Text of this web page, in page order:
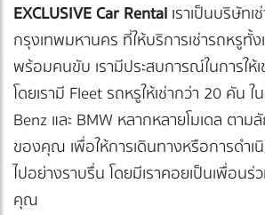
EXCLUSIVE Car Rental เราเป็นบริษัทเ
กรุงเทพมหานคร ที่ให้บริการเช่ารถหรูทั้ง
พร้อมคนขับ เรามีประสบการณ์ในการให้
โดยเรามี Fleet รถหรูให้เช่ากว่า 20 คัน
Benz และ BMW หลากหลายโมเดล ตาม
ของคุณ เพื่อให้การเดินทางหรือการดำ
ไปอย่างราบรื่น โดยมีเราคอยเป็นเพื่อนร่
คุณ